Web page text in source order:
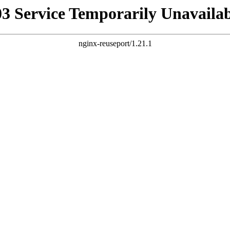
Service Temporarily
nginx-reuseport/1.21.1